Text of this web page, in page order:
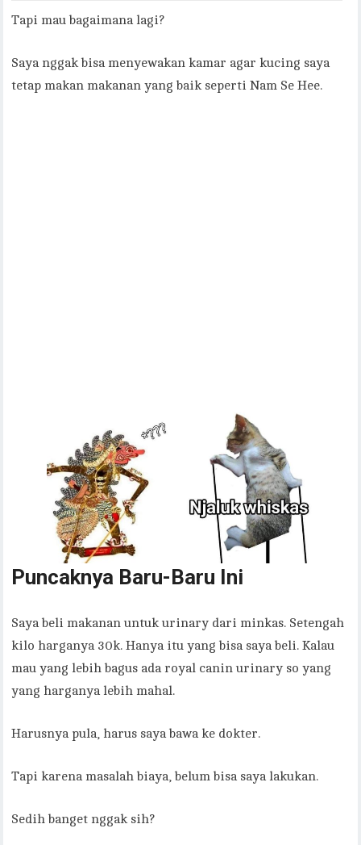
Tapi mau bagaimana lagi?
Saya nggak bisa menyewakan kamar agar kucing saya
tetap makan makanan yang baik seperti Nam Se Hee.
Puncaknya Baru-Baru Ini
Saya beli makanan untuk urinary dari minkas. Setengah
kilo harganya 30k. Hanya itu yang bisa saya beli. Kalau
mau yang lebih bagus ada royal canin urinary so yang
yang harganya lebih mahal.
Harusnya pula, harus saya bawa ke dokter.
Tapi karena masalah biaya, belum bisa saya lakukan.
Sedih banget nggak sih?